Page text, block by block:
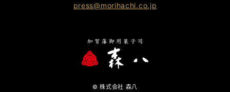
press@morihachi.co.jp
© 株式会社 森八